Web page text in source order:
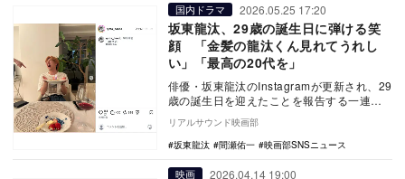
国内ドラマ 2026.05.25 17:20
坂東龍汰、29歳の誕生日に弾ける笑
顔 「金髪の龍汰くん見れてうれし
い」「最高の20代を」
俳優・坂東龍汰のInstagramが更新され、29
歳の誕生日を迎えたことを報告する一連の
オフショットが公開された。 投稿には…
リアルサウンド映画部
坂東龍汰
間瀬佑一 映画部SNSニュース
映画 2026.04.14 19:00